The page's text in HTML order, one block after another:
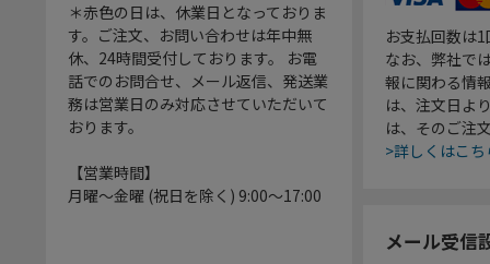
＊赤色の日は、休業日となっておりま
す。ご注文、お問い合わせは年中無
休、24時間受付しております。 お電
話でのお問合せ、メール返信、発送業
務は営業日のみ対応させていただいて
おります。
【営業時間】
月曜～金曜 (祝日を除く) 9:00～17:00
お支払回数は
なお、弊社で
報に関わる情
は、注文日よ
は、そのご注
>詳しくはこち
メール受信